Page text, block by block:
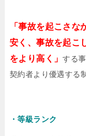
「事故を起こさな
安く、事故を起こ
をより高く」する
契約者より優遇する
・等級ランク